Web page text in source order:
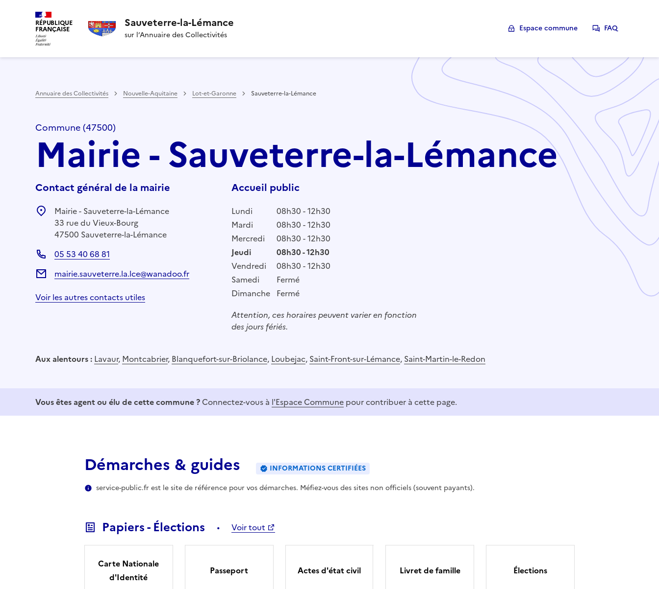
RÉPUBLIQUE
FRANÇAISE Sauveterre-la-Lémance
sur l’Annuaire des Collectivités
Espace commune FAQ
Annuaire des Collectivités Nouvelle-Aquitaine Lot-et-Garonne Sauveterre-la-Lémance
Commune (47500)
Mairie - Sauveterre-la-Lémance
Contact général de la mairie
Mairie - Sauveterre-la-Lémance
33 rue du Vieux-Bourg
47500 Sauveterre-la-Lémance
05 53 40 68 81
mairie.sauveterre.la.lce@wanadoo.fr
Voir les autres contacts utiles
Accueil public
Lundi
08h30 - 12h30
Mardi
08h30 - 12h30
Mercredi
08h30 - 12h30
Jeudi
08h30 - 12h30
Vendredi
08h30 - 12h30
Samedi
Fermé
Dimanche Fermé
Attention, ces horaires peuvent varier en fonction
des jours fériés.
Aux alentours : Lavaur, Montcabrier, Blanquefort-sur-Briolance, Loubejac, Saint-Front-sur-Lémance, Saint-Martin-le-Redon
Vous êtes agent ou élu de cette commune ? Connectez-vous à l'Espace Commune pour contribuer à cette page.
Démarches & guides
INFORMATIONS CERTIFIÉES
service-public.fr est le site de référence pour vos démarches. Méfiez-vous des sites non officiels (souvent payants).
Papiers - Élections Voir tout
Carte Nationale
d'Identité
Passeport Actes d'état civil Livret de famille Élections